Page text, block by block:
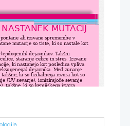
MUTACIJ
ali izzvane spremembe v
mutacije so tiste, ki so nastale kot
(endogenih) dejavnikov. Takšni
staranje celice in stres. Izzvane
ki nastanejo kot posledica vpliva
dejavnika. Med zunanje
takšne, ki so fizikalnega izvora kot so
(UV sevanje), ionizirajoče sevanje
takšne, ki so kemijskega izvora